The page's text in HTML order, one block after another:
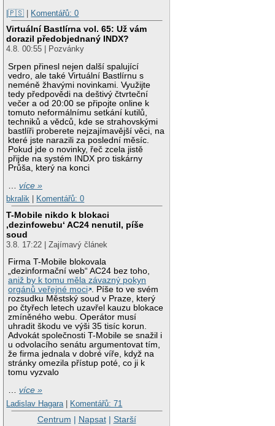
|🇵🇸 | Komentářů: 0
Virtuální Bastlírna vol. 65: Už vám
dorazil předobjednaný INDX?
4.8. 00:55 | Pozvánky
Srpen přinesl nejen další spalující
vedro, ale také Virtuální Bastlírnu s
neméně žhavými novinkami. Využijte
tedy předpovědi na deštivý čtvrteční
večer a od 20:00 se připojte online k
tomuto neformálnímu setkání kutilů,
techniků a vědců, kde se strahovskými
bastlíři proberete nejzajímavější věci, na
které jste narazili za poslední měsíc.
Pokud jde o novinky, řeč zcela jistě
přijde na systém INDX pro tiskárny
Průša, který na konci
…více »
bkralik
Komentářů: 0
T-Mobile nikdo k blokaci
‚dezinfowebu‘ AC24 nenutil, píše
soud
3.8. 17:22 | Zajímavý článek
Firma T-Mobile blokovala
„dezinformační web“ AC24 bez toho,
aniž by k tomu měla závazný pokyn
orgánů veřejné moci . Píše to ve svém
rozsudku Městský soud v Praze, který
po čtyřech letech uzavřel kauzu blokace
zmíněného webu. Operátor musí
uhradit škodu ve výši 35 tisíc korun.
Advokát společnosti T-Mobile se snažil i
u odvolacího senátu argumentovat tím,
že firma jednala v dobré víře, když na
stránky omezila přístup poté, co ji k
tomu vyzvalo
…více »
Ladislav Hagara | Komentářů: 71
Centrum | Napsat| Starší